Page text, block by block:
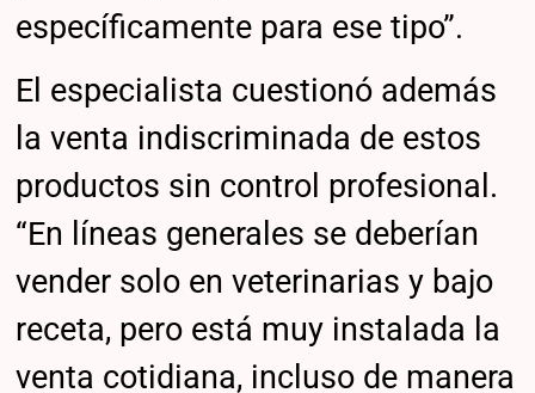
específicamente para ese tipo”.
El especialista cuestionó además
la venta indiscriminada de estos
productos sin control profesional.
“En líneas generales se deberían
vender solo en veterinarias y bajo
receta, pero está muy instalada la
venta cotidiana, incluso de manera